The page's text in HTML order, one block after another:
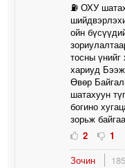
⛽️ ОХУ
ойн
тосны
хариуд
Өвөр
шатахуун
богино
зорьж
2
1
Зочин